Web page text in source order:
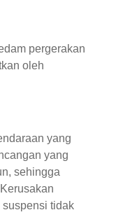
pergerakan
oleh
yang
yang
sehingga
tidak